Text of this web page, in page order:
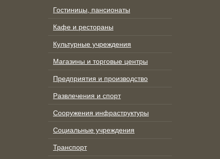
Гостиницы, пансионаты
Кафе и рестораны
Культурные учреждения
Магазины и торговые центры
Предприятия и производство
Развлечения и спорт
Сооружения инфраструктуры
Социальные учреждения
Транспорт